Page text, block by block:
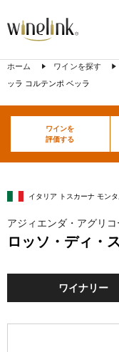
ホーム ワインを探す
ッラ コルテンポ ベッラ
ワインを
評価する
イタリア トスカーナ モンタ
アジィエンダ・アグリ
ロッソ・ディ・
ワイナリー